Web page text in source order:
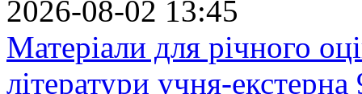
2026-08-02 13:45
Матеріали для річного
літератури учня-екстерна